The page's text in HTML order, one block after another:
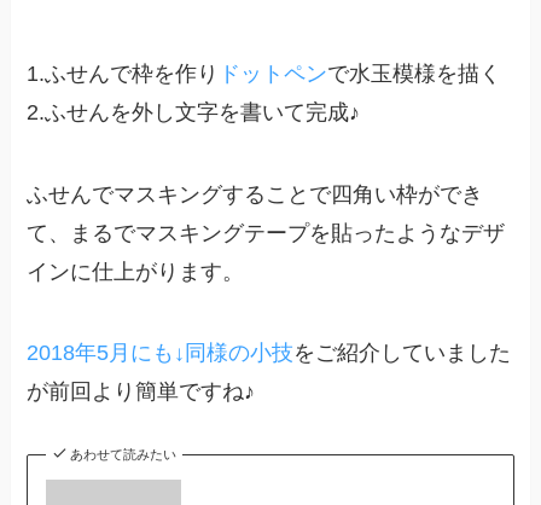
1.ふせんで枠を作り ドットペンで水玉模様を描く
2.ふせんを外し文字を書いて完成♪
ふせんでマスキングすることで四角い枠ができ
て、まるでマスキングテープを貼ったようなデザ
インに仕上がります。
2018年5月にも↓同様の小技をご紹介していました
が前回より簡単ですね♪
あわせて読みたい